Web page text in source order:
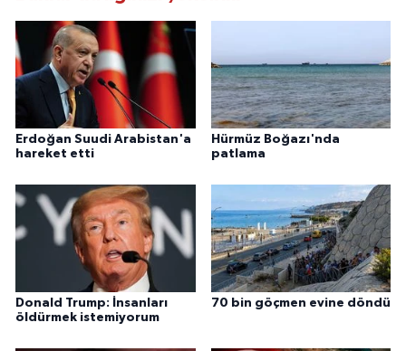
Erdoğan Suudi Arabistan'a
hareket etti
Hürmüz Boğazı'nda
patlama
Donald Trump: İnsanları
öldürmek istemiyorum
70 bin göçmen evine döndü